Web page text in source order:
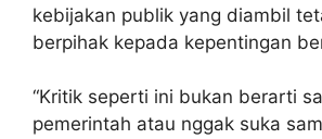
kebijakan publik yang diambil
berpihak kepada kepentingan
“Kritik seperti ini bukan berarti
pemerintah atau nggak suka